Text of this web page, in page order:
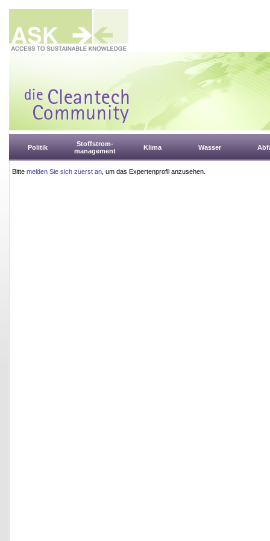
Politik
Stoffstrom-
management
Klima Wasser
Bitte melden Sie sich zuerst an , um das Expertenprofil anzusehen.